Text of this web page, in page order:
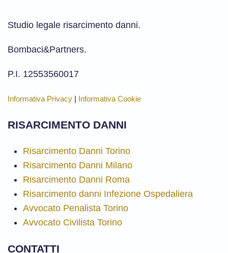
Studio legale risarcimento danni.
Bombaci&Partners.
P.I. 12553560017
Informativa Privacy | Informativa Cookie
RISARCIMENTO DANNI
Risarcimento Danni Torino
Risarcimento Danni Milano
Risarcimento Danni Roma
Risarcimento danni Infezione Ospedaliera
Avvocato Penalista Torino
Avvocato Civilista Torino
CONTATTI